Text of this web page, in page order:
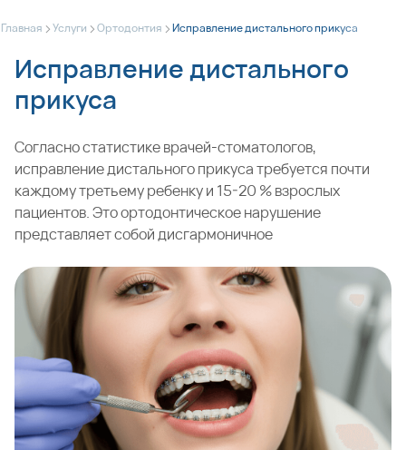
Главная >Услуги >Ортодонтия >Исправление дистального прикуса
Исправление дистального
прикуса
Согласно статистике врачей-стоматологов,
исправление дистального прикуса требуется почти
каждому третьему ребенку и 15-20 % взрослых
пациентов. Это ортодонтическое нарушение
представляет собой дисгармоничное
зубной ряд имеет так называемое заднее положение,
а верхний выступает вперед. В большинстве случаев
такая аномалия обусловливается наследственной
предрасположенностью. Но причиной формирования
патологии могут стать и негативные факторы, которые
действовали в период внутриутробного или раннего
развития ребенка.